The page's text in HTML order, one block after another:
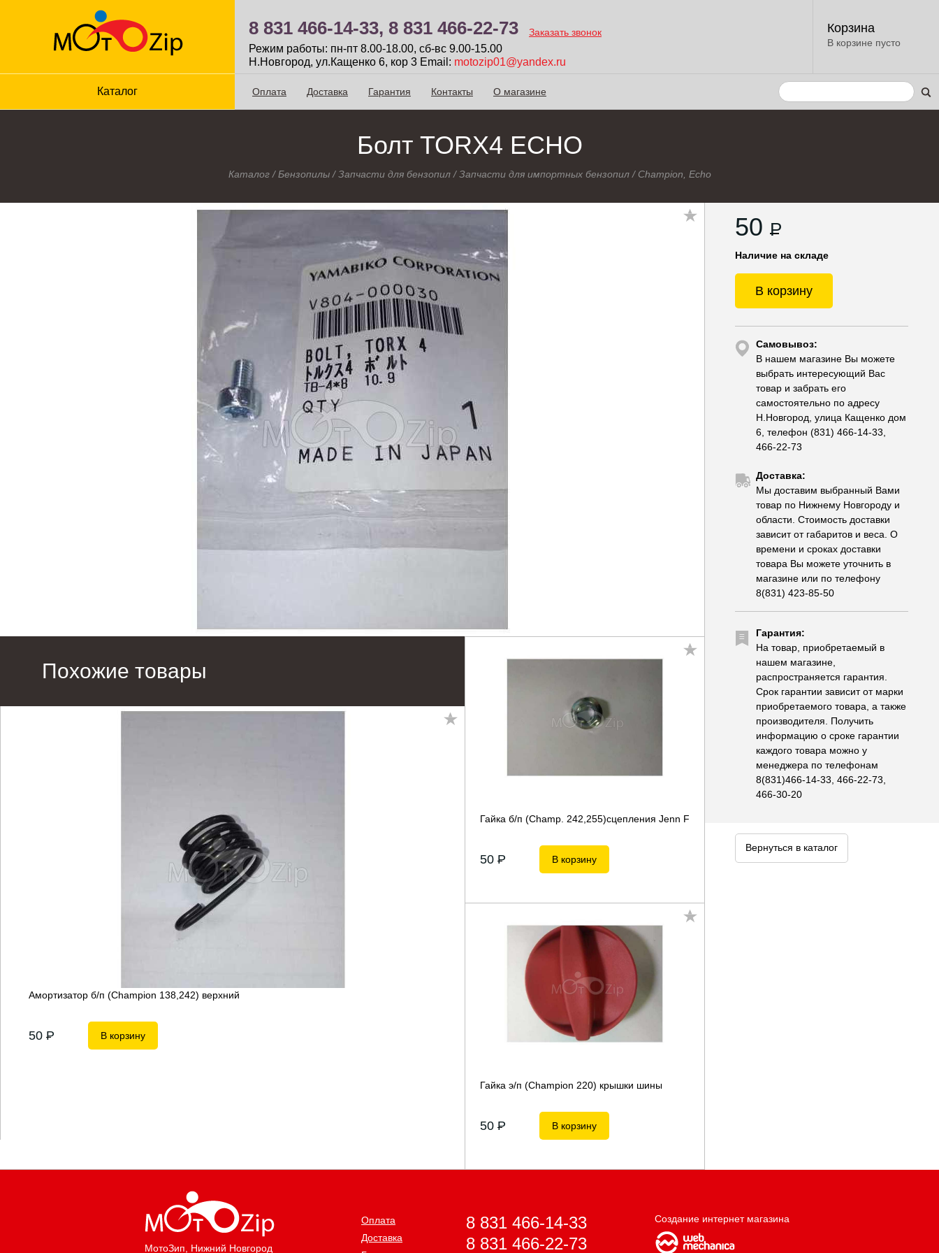
8 831 466-14-33, 8 831 466-22-73 Заказать звонок
Режим работы: пн-пт 8.00-18.00, сб-вc 9.00-15.00
Н.Новгород, ул.Кащенко 6, кор 3 Email: motozip01@yandex.ru
Корзина
В корзине пусто
Каталог Оплата Доставка Гарантия Контакты О магазине
Болт TORX4 ECHO
Каталог/Бензопилы/Запчасти для бензопил/Запчасти для импортных бензопил/ Champion, Echo
50 P
Наличие на складе
В корзину
Самовывоз:
В нашем магазине Вы можете
выбрать интересующий Вас
товар и забрать его
самостоятельно по адресу
Н.Новгород, улица Кащенко дом
6, телефон (831) 466-14-33,
466-22-73
Доставка:
Мы доставим выбранный Вами
товар по Нижнему Новгороду и
области. Стоимость доставки
зависит от габаритов и веса. О
времени и сроках доставки
товара Вы можете уточнить в
магазине или по телефону
8(831) 423-85-50
Гарантия:
На товар, приобретаемый в
нашем магазине,
распространяется гарантия.
Срок гарантии зависит от марки
приобретаемого товара, а также
производителя. Получить
информацию о сроке гарантии
каждого товара можно у
менеджера по телефонам
8(831)466-14-33, 466-22-73,
466-30-20
Вернуться в каталог
Похожие товары
Амортизатор б/п (Champion 138,242) верхний
50 P В корзину
Гайка б/п (Champ. 242,255)сцепления Jenn F
50 P В корзину
Гайка э/п (Champion 220) крышки шины
50 P В корзину
МотоЗип , Нижний Новгород
Оплата
Доставка
8 831 466-14-33
8 831 466-22-73
Создание интернет магазина